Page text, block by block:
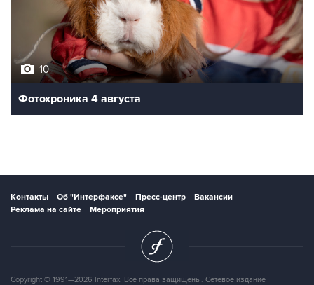
10
Фотохроника 4 августа
Контакты Об "Интерфаксе" Пресс-центр
Вакансии
Реклама на сайте
Мероприятия
Copyright © 1991—2026 Interfax. Все права защищены. Сетевое издание